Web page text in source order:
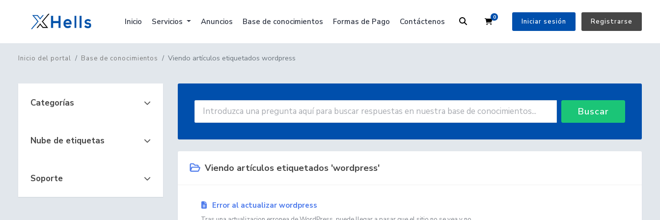
Inicio Servicios Anuncios Base de conocimientos Formas de Pago Contáctenos 0
Carrito Iniciar sesión Registrarse
Inicio del portal Base de conocimientos Viendo artículos etiquetados wordpress
Categorías
Nube de etiquetas
Soporte
Buscar
Viendo artículos etiquetados 'wordpress'
Error al actualizar wordpress